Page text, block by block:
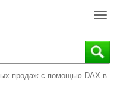
T
g
g
продаж с помощью DAX в